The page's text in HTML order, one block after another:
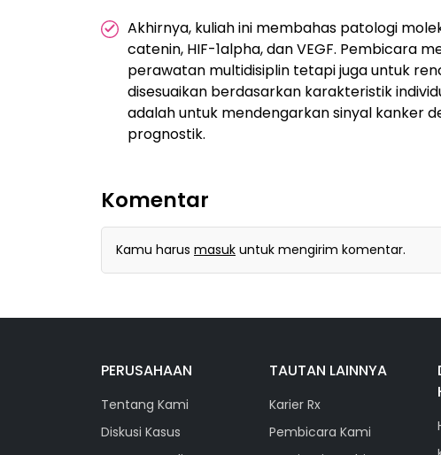
Akhirnya, kuliah ini membahas patologi
catenin, HIF-1alpha, dan VEGF. Pembicara
perawatan multidisiplin tetapi juga untuk
disesuaikan berdasarkan karakteristik
adalah untuk mendengarkan sinyal kanker
prognostik.
Komentar
Kamu harus masuk untuk mengirim komentar.
PERUSAHAAN
Tentang Kami
Diskusi Kasus
TAUTAN LAINNYA
Karier Rx
Pembicara Kami